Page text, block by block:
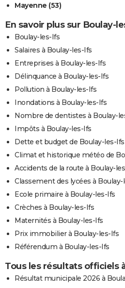
Mayenne (53)
En savoir plus sur Boulay-
Boulay-les-Ifs
Salaires à Boulay-les-Ifs
Entreprises à Boulay-les-Ifs
Délinquance à Boulay-les-Ifs
Pollution à Boulay-les-Ifs
Inondations à Boulay-les-Ifs
Nombre de dentistes à Boulay-
Impôts à Boulay-les-Ifs
Dette et budget de Boulay-les-Ifs
Climat et historique météo de
Accidents de la route à Boulay-
Classement des lycées à
Ecole primaire à Boulay-les-Ifs
Crèches à Boulay-les-Ifs
Maternités à Boulay-les-Ifs
Prix immobilier à Boulay-les-Ifs
Référendum à Boulay-les-Ifs
Tous les résultats officiels
Résultat municipale 2026 à